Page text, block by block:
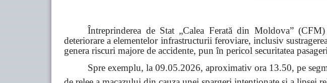
Întreprinderea de Stat „Calea Ferată din Moldova”
deteriorare a elementelor infrastructurii feroviare, inclusiv
genera riscuri majore de accidente, pun în pericol securitatea
Spre exemplu, la 09.05.2026, aproximativ ora 13.50, pe